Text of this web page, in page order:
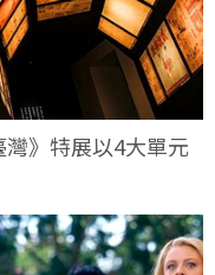
灣》特展以4大單元